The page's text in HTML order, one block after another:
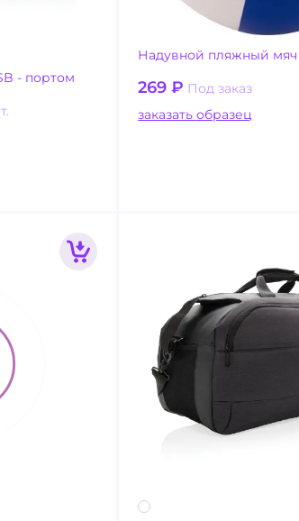
- портом
Надувной пляжный мяч
269 ₽ Под заказ
заказать образец